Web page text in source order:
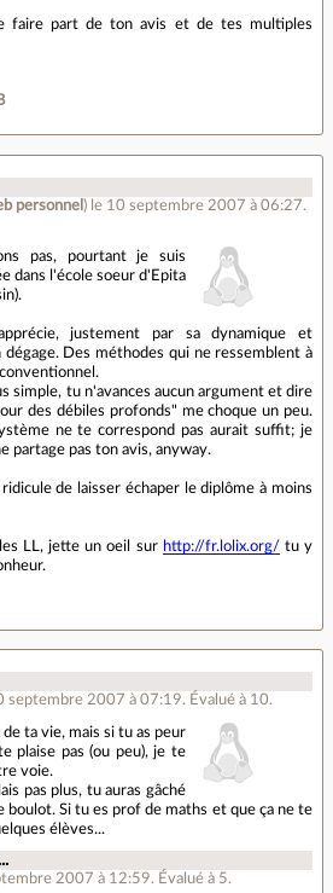
faire part de ton avis et de tes multiples
personnel ) le 10 septembre 2007 à 06:27.
pas, pourtant je suis
dans l'école soeur d'Epita
justement par sa dynamique et
dégage. Des méthodes qui ne ressemblent à
simple, tu n'avances aucun argument et dire
des débiles profonds" me choque un peu.
ne te correspond pas aurait suffit; je
partage pas ton avis, anyway.
de laisser échaper le diplôme à moins
LL, jette un oeil sur http://fr.lolix.org/ tu y
septembre 2007 à 07:19. Évalué à 10.
de ta vie, mais si tu as peur
plaise pas (ou peu), je te
voie.
pas plus, tu auras gâché
boulot. Si tu es prof de maths et que ça ne te
élèves...
2007 à 12:59. Évalué à 5.